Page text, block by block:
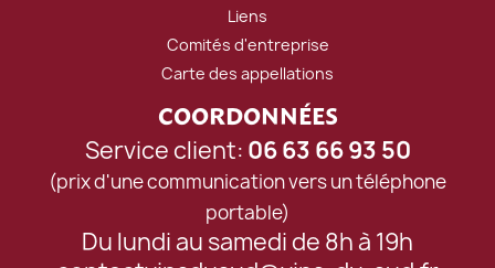
Liens
Comités d'entreprise
Carte des appellations
COORDONNÉES
Service client: 06 63 66 93 50
(prix d'une communication vers un téléphone
portable)
Du lundi au samedi de 8h à 19h